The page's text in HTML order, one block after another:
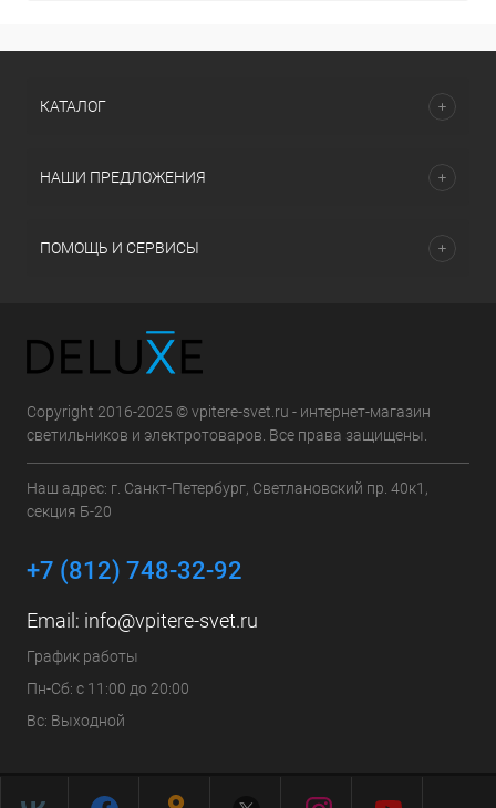
КАТАЛОГ
НАШИ ПРЕДЛОЖЕНИЯ
ПОМОЩЬ И СЕРВИСЫ
Copyright 2016-2025 © vpitere-svet.ru - интернет-магазин
светильников и электротоваров. Все права защищены.
Наш адрес: г. Санкт-Петербург, Светлановский пр. 40к1,
секция Б-20
+7 (812) 748-32-92
Email: info@vpitere-svet.ru
График работы
Пн-Сб: с 11:00 до 20:00
Вс: Выходной